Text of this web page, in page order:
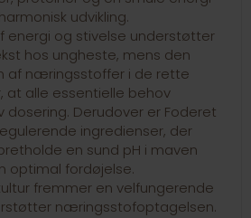
udvikling.
energi og stivelse understøtter
hos ungheste, mens den
af næringsstoffer i de rette
at alle essentielle behov
Derudover er Foderet
ingredienser, der
en sund pH i maven
optimal fordøjelse.
fremmer en velfungerende
næringsstofoptagelsen.